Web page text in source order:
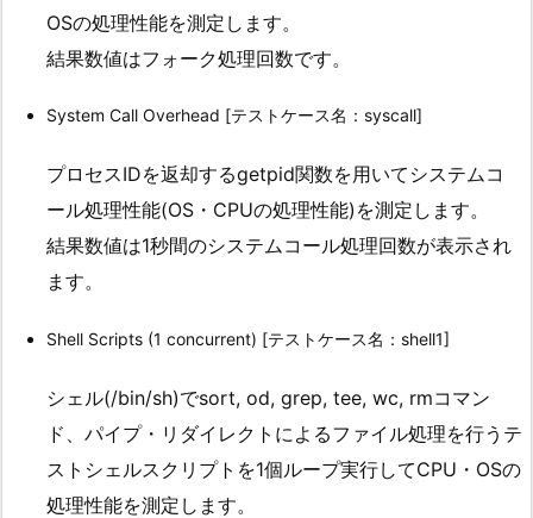
OSの処理性能を測定します。
結果数値はフォーク処理回数です。
System Call Overhead [テストケース名：syscall]
プロセスIDを返却するgetpid関数を用いてシステムコ
ール処理性能(OS・CPUの処理性能)を測定します。
結果数値は1秒間のシステムコール処理回数が表示され
ます。
Shell Scripts (1 concurrent) [テストケース名：shell1]
シェル(/bin/sh)でsort, od, grep, tee, wc, rmコマン
ド、パイプ・リダイレクトによるファイル処理を行うテ
ストシェルスクリプトを1個ループ実行してCPU・OSの
処理性能を測定します。